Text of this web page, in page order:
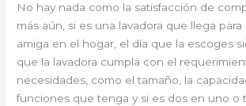
No hay nada como la satisfacción de
más aún, si es una lavadora que llega
amiga en el hogar, el día que la escoges
que la lavadora cumpla con el
necesidades, como el tamaño, la
funciones que tenga y si es dos en uno o